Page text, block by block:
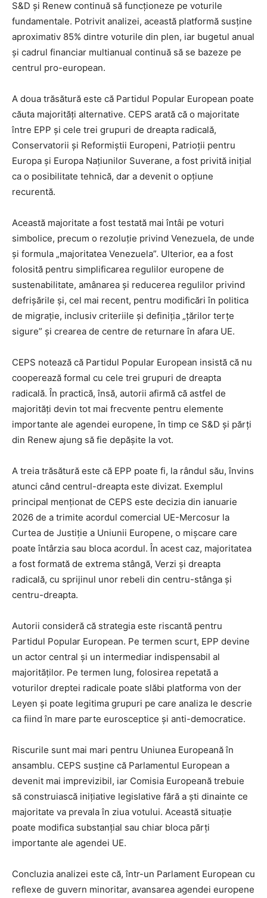
S&D și Renew continuă să funcționeze pe voturile
fundamentale. Potrivit analizei, această platformă susține
aproximativ 85% dintre voturile din plen, iar bugetul anual
și cadrul financiar multianual continuă să se bazeze pe
centrul pro-european.
A doua trăsătură este că Partidul Popular European poate
căuta majorități alternative. CEPS arată că o majoritate
între EPP și cele trei grupuri de dreapta radicală,
Conservatorii și Reformiștii Europeni, Patrioții pentru
Europa și Europa Națiunilor Suverane, a fost privită inițial
ca o posibilitate tehnică, dar a devenit o opțiune
recurentă.
Această majoritate a fost testată mai întâi pe voturi
simbolice, precum o rezoluție privind Venezuela, de unde
și formula „majoritatea Venezuela”. Ulterior, ea a fost
folosită pentru simplificarea regulilor europene de
sustenabilitate, amânarea și reducerea regulilor privind
defrișările și, cel mai recent, pentru modificări în politica
de migrație, inclusiv criteriile și definiția „țărilor terțe
sigure” și crearea de centre de returnare în afara UE.
CEPS notează că Partidul Popular European insistă că nu
cooperează formal cu cele trei grupuri de dreapta
radicală. În practică, însă, autorii afirmă că astfel de
majorități devin tot mai frecvente pentru elemente
importante ale agendei europene, în timp ce S&D și părți
din Renew ajung să fie depășite la vot.
A treia trăsătură este că EPP poate fi, la rândul său, învins
atunci când centrul-dreapta este divizat. Exemplul
principal menționat de CEPS este decizia din ianuarie
2026 de a trimite acordul comercial UE-Mercosur la
Curtea de Justiție a Uniunii Europene, o mișcare care
poate întârzia sau bloca acordul. În acest caz, majoritatea
a fost formată de extrema stângă, Verzi și dreapta
radicală, cu sprijinul unor rebeli din centru-stânga și
centru-dreapta.
Autorii consideră că strategia este riscantă pentru
Partidul Popular European. Pe termen scurt, EPP devine
un actor central și un intermediar indispensabil al
majorităților. Pe termen lung, folosirea repetată a
voturilor dreptei radicale poate slăbi platforma von der
Leyen și poate legitima grupuri pe care analiza le descrie
ca fiind în mare parte eurosceptice și anti-democratice.
Riscurile sunt mai mari pentru Uniunea Europeană în
ansamblu. CEPS susține că Parlamentul European a
devenit mai imprevizibil, iar Comisia Europeană trebuie
să construiască inițiative legislative fără a ști dinainte ce
majoritate va prevala în ziua votului. Această situație
poate modifica substanțial sau chiar bloca părți
importante ale agendei UE.
Concluzia analizei este că, într-un Parlament European cu
reflexe de guvern minoritar, avansarea agendei europene